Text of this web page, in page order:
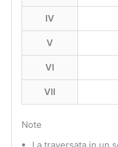
IV
V
VI
VII
Note